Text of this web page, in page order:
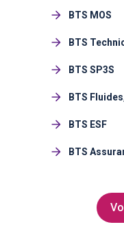
BTS MOS
BTS
BTS SP3S
BTS
BTS ESF
BTS